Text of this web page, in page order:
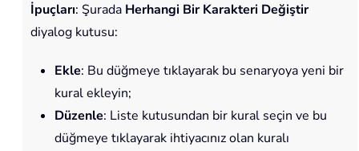
İpuçları: Şurada Herhangi Bir Karakteri Değiştir
diyalog kutusu:
Ekle: Bu düğmeye tıklayarak bu senaryoya yeni bir
kural ekleyin;
Düzenle: Liste kutusundan bir kural seçin ve bu
düğmeye tıklayarak ihtiyacınız olan kuralı